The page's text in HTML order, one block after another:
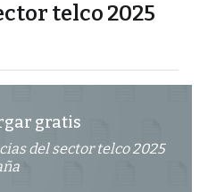
telco 2025
gratis
del sector telco 2025